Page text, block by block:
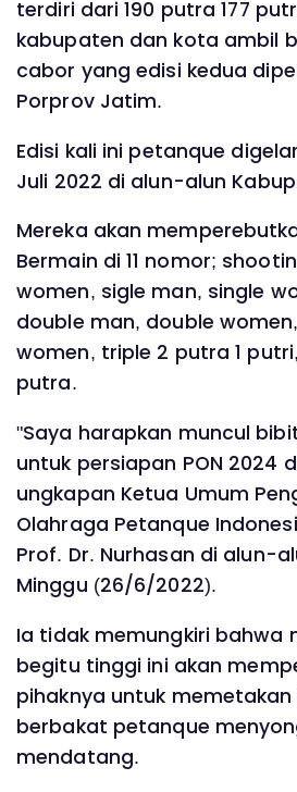
terdiri dari 190 putra 177
kabupaten dan kota ambil
cabor yang edisi kedua
Porprov Jatim.
Edisi kali ini petanque
Juli 2022 di alun-alun
Mereka akan
Bermain di 11 nomor;
women, sigle man, single
double man, double
women, triple 2 putra 1
putra.
"Saya harapkan muncul
untuk persiapan PON 2024
ungkapan Ketua Umum
Olahraga Petanque
Prof. Dr. Nurhasan di alun-
Minggu (26/6/2022).
Ia tidak memungkiri bahwa
begitu tinggi ini akan
pihaknya untuk
berbakat petanque
mendatang.